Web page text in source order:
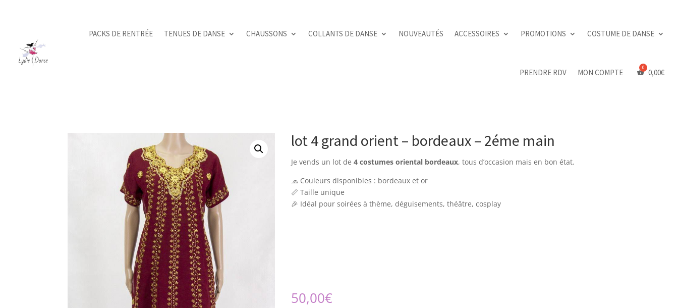
PACKS DE RENTRÉE TENUES DE DANSE CHAUSSONS COLLANTS DE DANSE NOUVEAUTÉS ACCESSOIRES PROMOTIONS COSTUME DE DANSE
PRENDRE RDV MON COMPTE 0,00€
lot 4 grand orient – bordeaux – 2éme main
Je vends un lot de4 costumes oriental bordeaux, tous d’occasion mais en bon état.
🧢 Couleurs disponibles : bordeaux et or
📏 Taille unique
🎉 Idéal pour soirées à thème, déguisements, théâtre, cosplay
50,00€